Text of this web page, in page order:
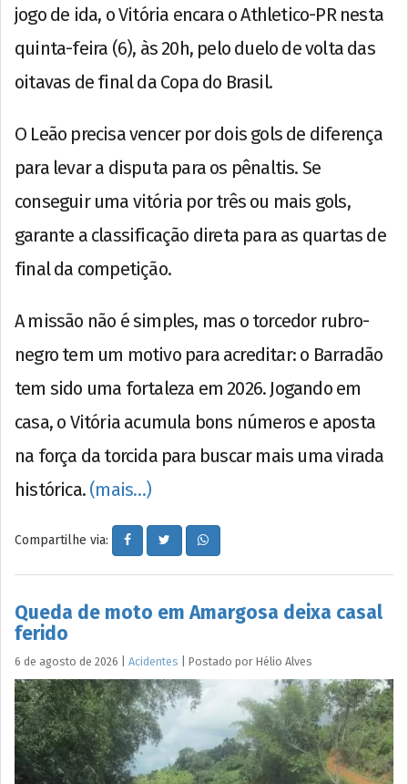
jogo de ida, o Vitória encara o Athletico-PR nesta
quinta-feira (6), às 20h, pelo duelo de volta das
oitavas de final da Copa do Brasil.
O Leão precisa vencer por dois gols de diferença
para levar a disputa para os pênaltis. Se
conseguir uma vitória por três ou mais gols,
garante a classificação direta para as quartas de
final da competição.
A missão não é simples, mas o torcedor rubro-
negro tem um motivo para acreditar: o Barradão
tem sido uma fortaleza em 2026. Jogando em
casa, o Vitória acumula bons números e aposta
na força da torcida para buscar mais uma virada
histórica. (mais…)
Compartilhe via:
Queda de moto em Amargosa deixa casal
ferido
6 de agosto de 2026 Acidentes Postado por Hélio Alves